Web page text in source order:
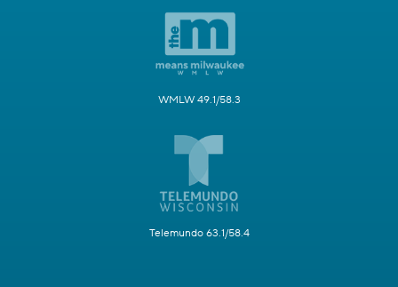
WMLW 49.1/58.3
Telemundo 63.1/58.4